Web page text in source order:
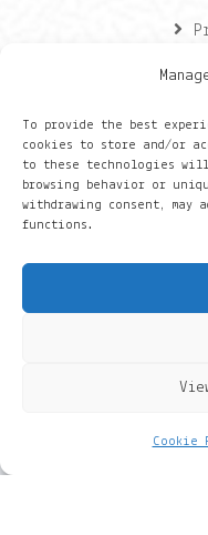
To provide the best
cookies to store and/or
to these technologies
browsing behavior or
withdrawing consent,
functions.
Cookie